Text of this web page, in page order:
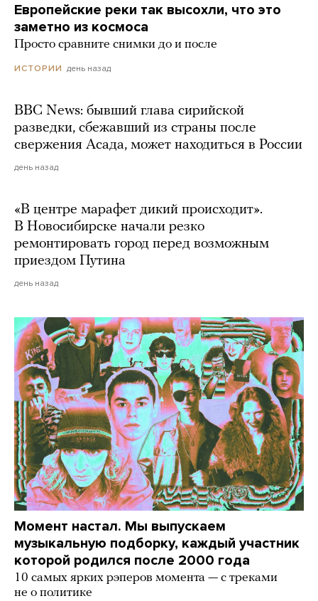
Европейские реки так высохли, что это
заметно из космоса
Просто сравните снимки до и после
ИСТОРИИ день назад
BBC News: бывший глава сирийской
разведки, сбежавший из страны после
свержения Асада, может находиться в России
день назад
«В центре марафет дикий происходит».
В Новосибирске начали резко
ремонтировать город перед возможным
приездом Путина
день назад
Момент настал. Мы выпускаем
музыкальную подборку, каждый участник
которой родился после 2000 года
10 самых ярких рэперов момента — с треками
не о политике